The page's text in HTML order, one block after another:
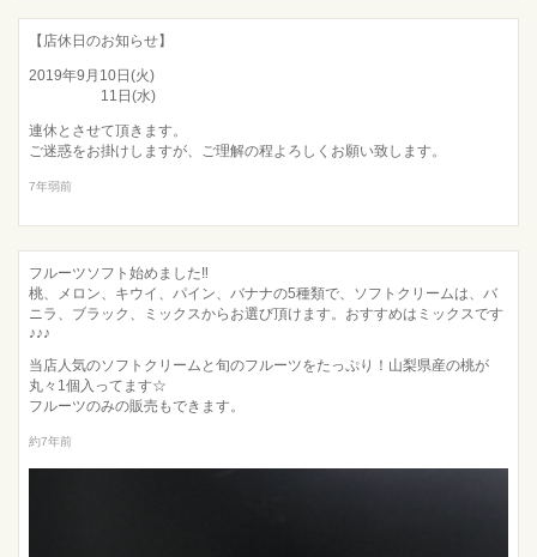
【店休日のお知らせ】
2019年9月10日(火)
11日(水)
連休とさせて頂きます。
ご迷惑をお掛けしますが、ご理解の程よろしくお願い致します。
7年弱前
フルーツソフト始めました‼
桃、メロン、キウイ、パイン、バナナの5種類で、ソフトクリームは、バ
ニラ、ブラック、ミックスからお選び頂けます。おすすめはミックスです
♪♪♪
当店人気のソフトクリームと旬のフルーツをたっぷり！山梨県産の桃が
丸々1個入ってます☆
フルーツのみの販売もできます。
約7年前